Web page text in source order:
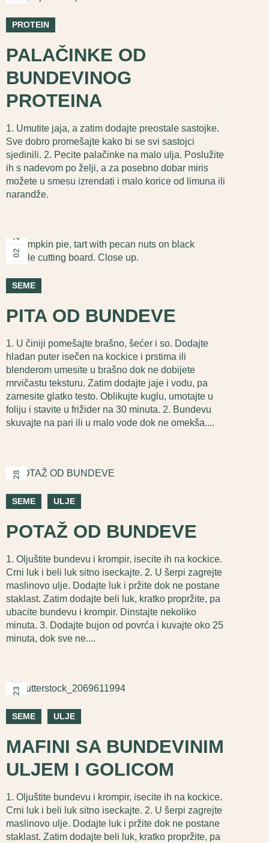
PROTEIN
PALAČINKE OD
BUNDEVINOG
PROTEINA
1. Umutite jaja, a zatim dodajte preostale sastojke.
Sve dobro promešajte kako bi se svi sastojci
sjedinili. 2. Pecite palačinke na malo ulja. Poslužite
ih s nadevom po želji, a za posebno dobar miris
možete u smesu izrendati i malo korice od limuna ili
narandže.
02
SEME
PITA OD BUNDEVE
1. U činiji pomešajte brašno, šećer i so. Dodajte
hladan puter isečen na kockice i prstima ili
blenderom umesite u brašno dok ne dobijete
mrvičastu teksturu. Zatim dodajte jaje i vodu, pa
zamesite glatko testo. Oblikujte kuglu, umotajte u
foliju i stavite u frižider na 30 minuta. 2. Bundevu
skuvajte na pari ili u malo vode dok ne omekša....
нов
28
SEME ULJE
POTAŽ OD BUNDEVE
1. Oljuštite bundevu i krompir, isecite ih na kockice.
Crni luk i beli luk sitno iseckajte. 2. U šerpi zagrejte
maslinovo ulje. Dodajte luk i pržite dok ne postane
staklast. Zatim dodajte beli luk, kratko propržite, pa
ubacite bundevu i krompir. Dinstajte nekoliko
minuta. 3. Dodajte bujon od povrća i kuvajte oko 25
minuta, dok sve ne....
сеп
23
SEME ULJE
MAFINI SA BUNDEVINIM
ULJEM I GOLICOM
1. Oljuštite bundevu i krompir, isecite ih na kockice.
Crni luk i beli luk sitno iseckajte. 2. U šerpi zagrejte
maslinovo ulje. Dodajte luk i pržite dok ne postane
staklast. Zatim dodajte beli luk, kratko propržite, pa